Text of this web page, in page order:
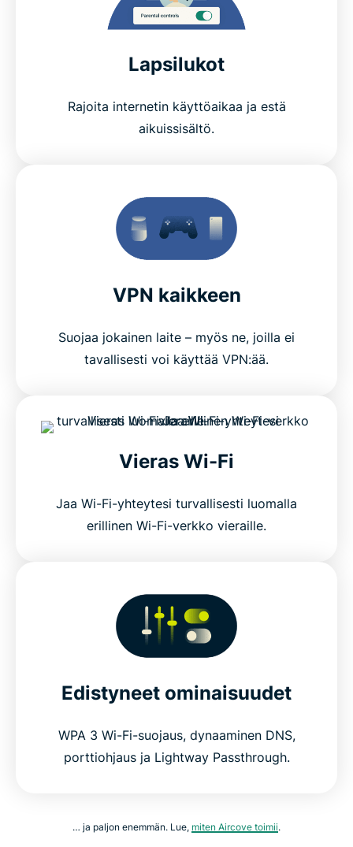
Lapsilukot
Rajoita internetin käyttöaikaa ja estä
aikuissisältö.
VPN kaikkeen
Suojaa jokainen laite – myös ne, joilla ei
tavallisesti voi käyttää VPN:ää.
Vieras Wi-Fi
Jaa Wi-Fi-yhteytesi turvallisesti luomalla
erillinen Wi-Fi-verkko vieraille.
Edistyneet ominaisuudet
WPA 3 Wi-Fi-suojaus, dynaaminen DNS,
porttiohjaus ja Lightway Passthrough.
… ja paljon enemmän. Lue, miten Aircove toimii.